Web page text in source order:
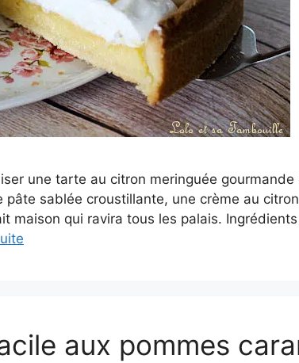
une tarte au citron meringuée
sablée croustillante, une crème au
maison qui ravira tous les palais.
aux pommes